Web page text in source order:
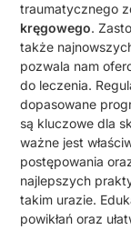
traumatycznego
kręgowego.
także
pozwala nam
do leczenia.
dopasowane
są kluczowe dla
ważne jest
postępowania
najlepszych
takim urazie.
powikłań oraz